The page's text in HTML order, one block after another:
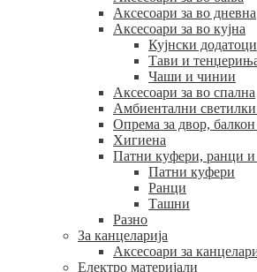
Аксесоари за во дневна
Аксесоари за во кујна
Кујнски додатоци
Тави и
Чаши и чинии
Аксесоари за во спална
Амбиентални
Опрема за двор,
Хигиена
Патни куфери, ранци
Патни куфери
Ранци
Ташни
Разно
За канцеларија
Аксесоари за
Електро материјали